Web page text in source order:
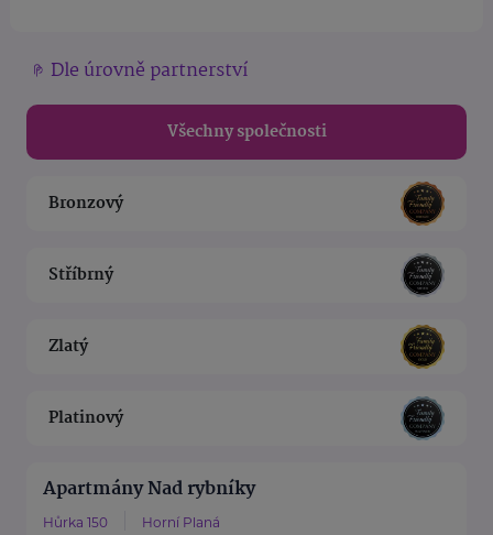
Dle úrovně partnerství
Všechny společnosti
Bronzový
Stříbrný
Zlatý
Platinový
Apartmány Nad rybníky
Hůrka 150 Horní Planá